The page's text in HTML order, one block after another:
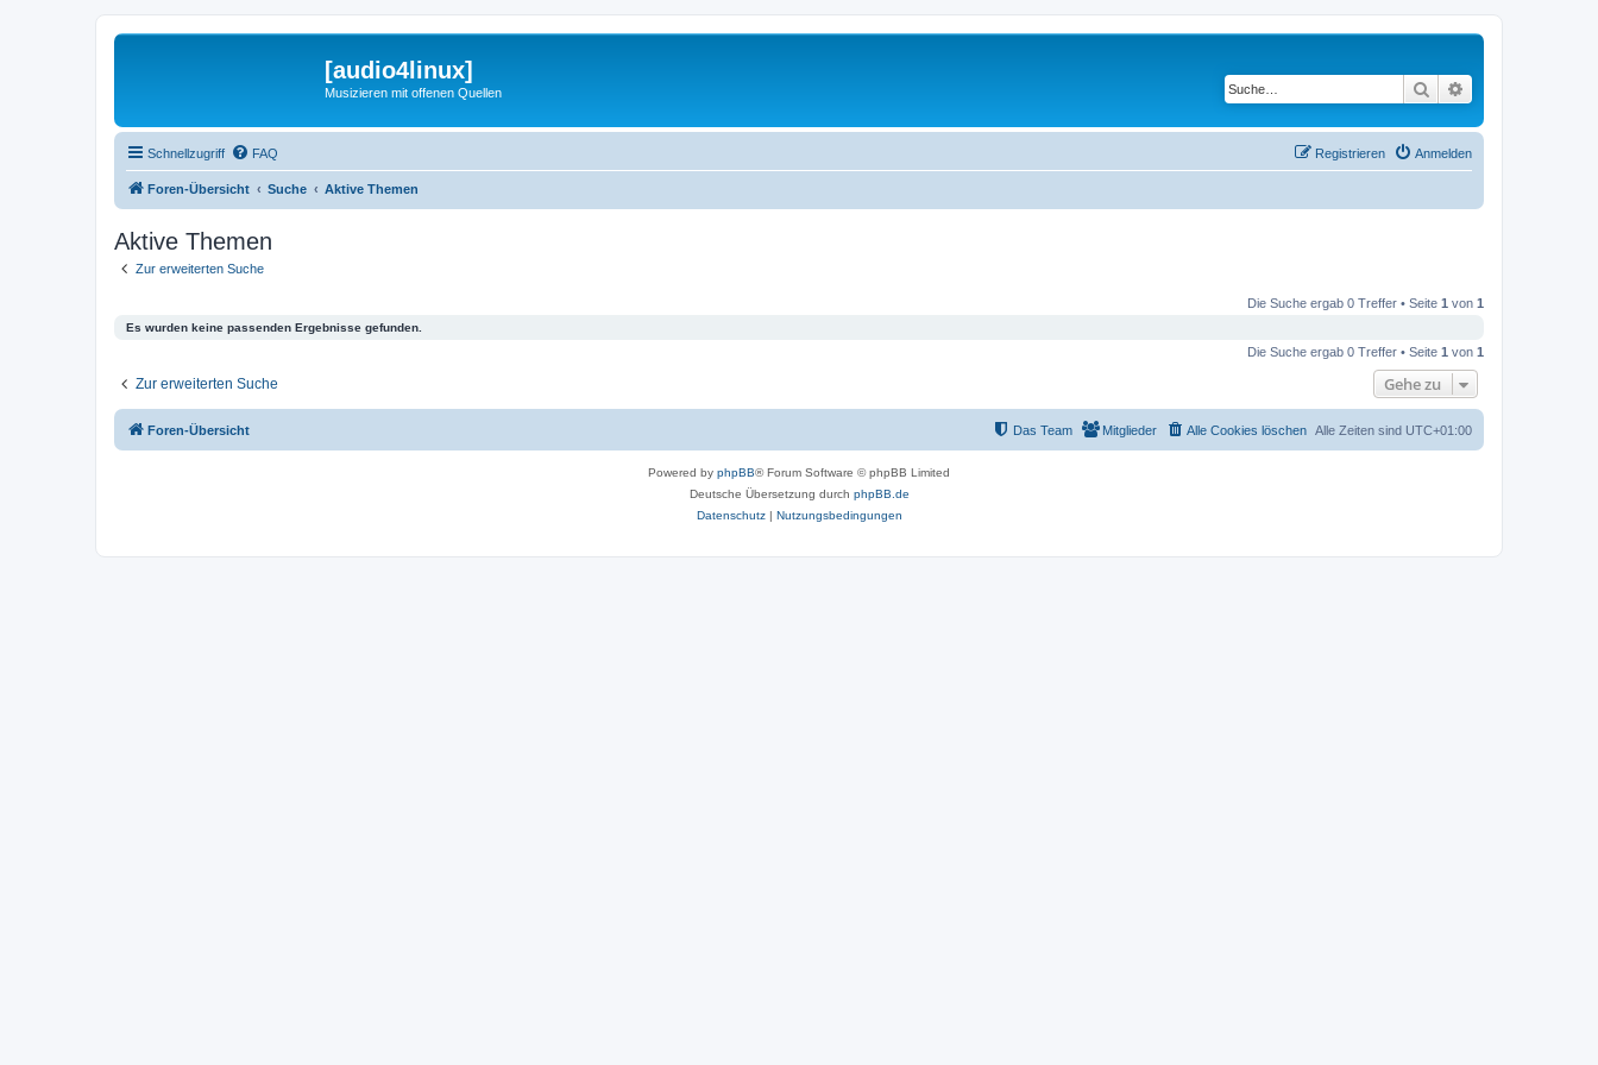
[audio4linux]
Musizieren mit offenen Quellen Suche
Schnellzugriff FAQ Anmelden
Registrieren
Foren-Übersicht Suche Aktive Themen
Aktive Themen
Zur erweiterten Suche
Die Suche ergab 0 Treffer • Seite 1 von 1
Es wurden keine passenden Ergebnisse gefunden.
Die Suche ergab 0 Treffer • Seite 1 von 1
Zur erweiterten Suche Gehe zu
Foren-Übersicht Alle Zeiten sind UTC+01:00
Alle Cookies löschen
Mitglieder
Das Team
Powered by phpBB® Forum Software © phpBB Limited
Deutsche Übersetzung durch phpBB.de
Datenschutz| Nutzungsbedingungen